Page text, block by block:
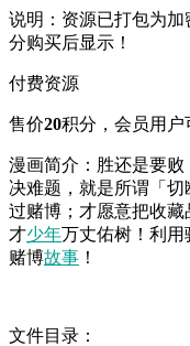
说明：资源已打包为
分购买后显示！
付费资源
售价20积分 ，会员用
漫画简介：胜还是要
决难题，就是所谓「
过赌博；才愿意把收
才少年万丈佑树！利用
赌博故事 ！
文件目录：